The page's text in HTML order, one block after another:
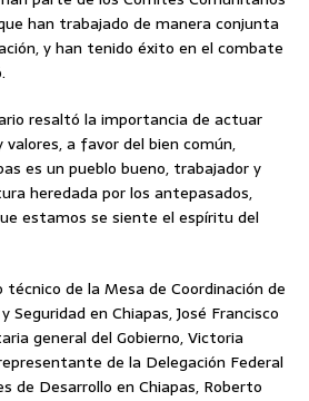
han trabajado de manera conjunta
y han tenido éxito en el combate
resaltó la importancia de actuar
valores, a favor del bien común,
es un pueblo bueno, trabajador y
heredada por los antepasados,
estamos se siente el espíritu del
de la Mesa de Coordinación de
Seguridad en Chiapas, José Francisco
general del Gobierno, Victoria
de la Delegación Federal
de Desarrollo en Chiapas, Roberto